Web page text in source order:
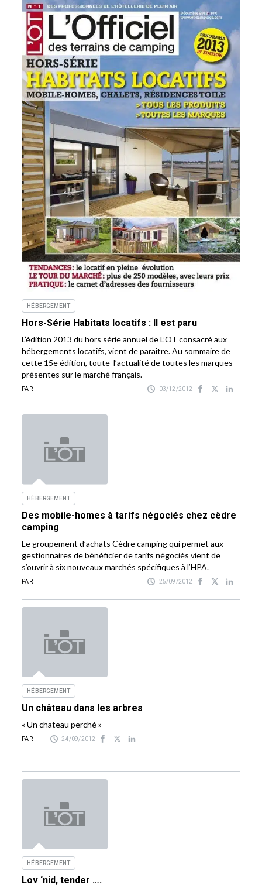
HÉBERGEMENT
Hors-Série Habitats locatifs : Il est paru
L’édition 2013 du hors série annuel de L’OT consacré aux
hébergements locatifs, vient de paraître. Au sommaire de
cette 15e édition, toute l’actualité de toutes les marques
présentes sur le marché français.
PAR 03/12/2012
HÉBERGEMENT
Des mobile-homes à tarifs négociés chez cèdre
camping
Le groupement d’achats Cèdre camping qui permet aux
gestionnaires de bénéficier de tarifs négociés vient de
s’ouvrir à six nouveaux marchés spécifiques à l’HPA.
PAR 25/09/2012
HÉBERGEMENT
Un château dans les arbres
« Un chateau perché »
PAR 24/09/2012
HÉBERGEMENT
Lov ‘nid, tender ….